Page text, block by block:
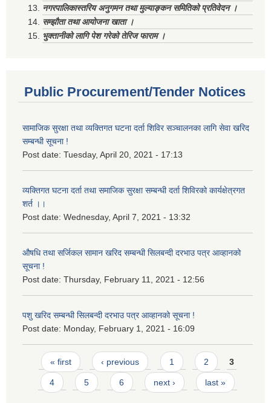
नगरपालिकास्तरिय अनुगमन तथा मुल्याङ्कन समितिको प्रतिवेदन ।
सम्झौता तथा आयोजना खाता ।
भुक्तानीको लागि पेश गरेको तेरिज फाराम ।
Public Procurement/Tender Notices
सामाजिक सुरक्षा तथा व्यक्तिगत घटना दर्ता शिविर सञ्चालनका लागि सेवा खरिद
सम्बन्धी सूचना !
Post date: Tuesday, April 20, 2021 - 17:13
व्यक्तिगत घटना दर्ता तथा समाजिक सुरक्षा सम्बन्धी दर्ता शिविरको कार्यक्षेत्रगत
शर्त ।।
Post date: Wednesday, April 7, 2021 - 13:32
औषधि तथा सर्जिकल सामान खरिद सम्बन्धी सिलबन्दी दरभाउ पत्र आव्हानको
सूचना !
Post date: Thursday, February 11, 2021 - 12:56
पशु खरिद सम्बन्धी सिलबन्दी दरभाउ पत्र आव्हानको सूचना !
Post date: Monday, February 1, 2021 - 16:09
Pages
« first ‹ previous 1 2 3
4 5 6 next › last »